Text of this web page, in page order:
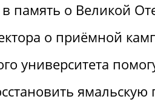
память о Великой
о приёмной
университета
ямальскую